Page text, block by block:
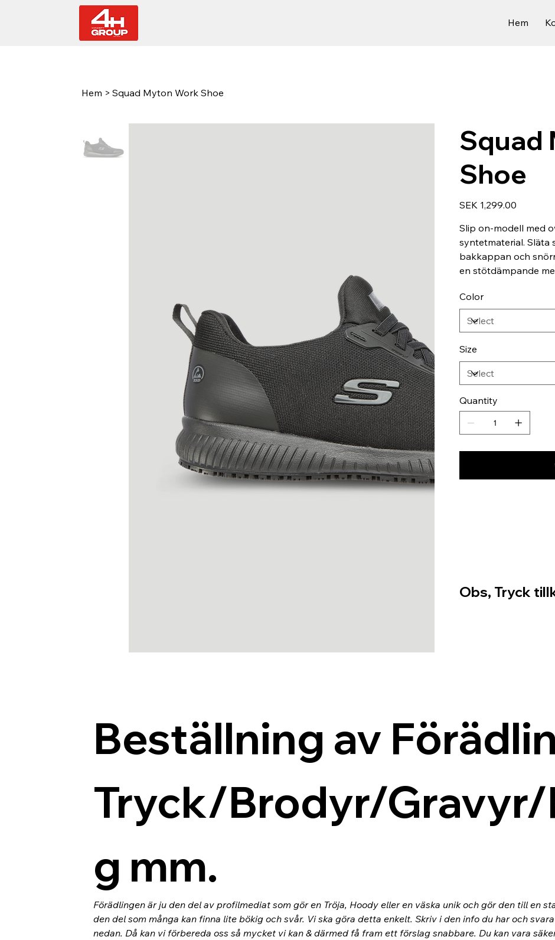
Hem
Hem > Squad Myton Work Shoe
Squad
Shoe
Price
SEK 1,299.00
Slip on-modell med
syntetmaterial. Släta
bakkappan och
en stötdämpande
Color
Size
Quantity
Obs, Tryck
Beställning av
Tryck/Brodyr/Gravyr/
g mm.
Förädlingen är ju den del av profilmediat som gör en Tröja, Hoody eller en väska unik och gör den till en
den del som många kan finna lite bökig och svår. Vi ska göra detta enkelt. Skriv i den info du har och
nedan. Då kan vi förbereda oss så mycket vi kan & därmed få fram ett förslag snabbare. Du kan vara